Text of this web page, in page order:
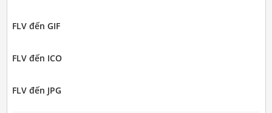
FLV đến GIF
FLV đến ICO
FLV đến JPG